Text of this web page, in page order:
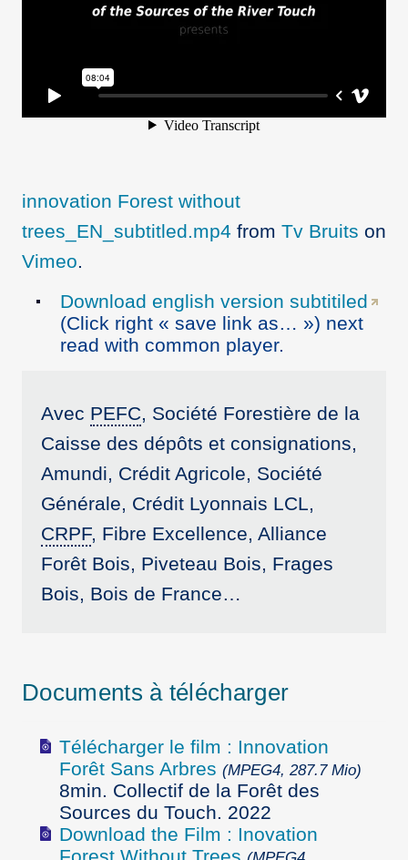
innovation Forest without
trees_EN_subtitled.mp4 from Tv Bruits on
Vimeo.
Download english version subtitiled
(Click right « save link as… ») next
read with common player.
Avec PEFC, Société Forestière de la
Caisse des dépôts et consignations,
Amundi, Crédit Agricole, Société
Générale, Crédit Lyonnais LCL,
CRPF, Fibre Excellence, Alliance
Forêt Bois, Piveteau Bois, Frages
Bois, Bois de France…
Documents à télécharger
Télécharger le film : Innovation
Forêt Sans Arbres (MPEG4, 287.7 Mio)
8min. Collectif de la Forêt des
Sources du Touch. 2022
Download the Film : Inovation
Forest Without Trees